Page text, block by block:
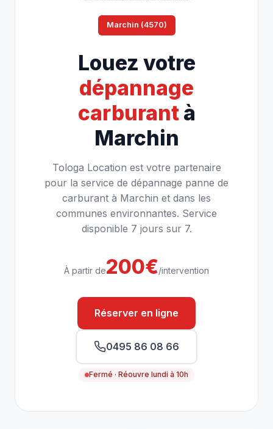
Marchin (4570)
Louez votre
dépannage
carburantà
Marchin
Tologa Location est votre partenaire
pour la service de dépannage panne de
carburant à Marchin et dans les
communes environnantes. Service
disponible 7 jours sur 7.
À partir de200€/intervention
Réserver en ligne
0495 86 08 66
Fermé · Réouvre lundi à 10h